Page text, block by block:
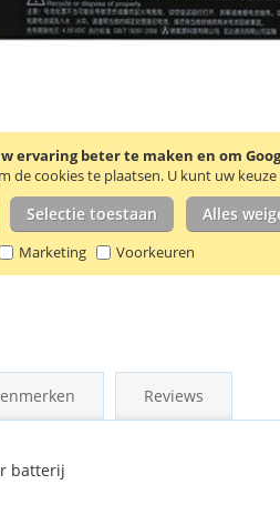
ervaring beter te maken en om
de cookies te plaatsen. U kunt uw
Selectie toestaan Alles
Marketing Voorkeuren
Reviews
batterij